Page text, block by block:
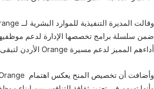
وقالت المديرة التنفيذية للموارد البشرية لــ
ضمن سلسلة برامج تخصصها الإدارة لدعم
أداءهم المميز لدعم مسيرة Orange الأردن
وأضافت أن تخصيص المنح يعكس اهتمام